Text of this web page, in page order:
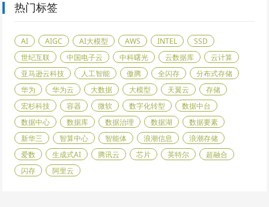
热门标签
AI AIGC AI大模型 AWS INTEL
SSD
世纪互联
中国电子云 中科曙光 云数据库
云计算
亚马逊云科技
人工智能 傲腾 全闪存
分布式存储
华为
华为云 大数据 大模型 天翼云
存储
宏杉科技
容器 微软 数字化转型
数据中台
数据中心
数据库 数据治理 数据湖
数据要素
新华三
智算中心 智能体 浪潮信息
浪潮存储
爱数
生成式AI 腾讯云 芯片 英特尔
超融合
闪存
阿里云